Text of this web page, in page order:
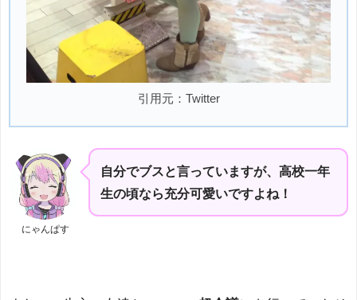
引用元：Twitter
にゃんぱす
自分でブスと言っていますが、高校一年
生の頃なら充分可愛いですよね！